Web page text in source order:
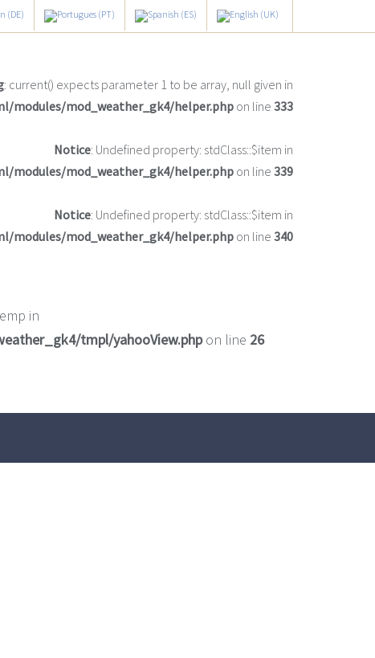
: current() expects parameter 1 to be array, null given in
modules/mod_weather_gk4/helper.phpon line 333
Notice: Undefined property: stdClass::$item in
modules/mod_weather_gk4/helper.phpon line 339
Notice: Undefined property: stdClass::$item in
modules/mod_weather_gk4/helper.phpon line 340
in
tmpl/yahooView.phpon line 26